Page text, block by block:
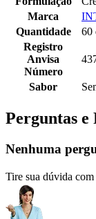
Marca
Quantidade
60
Registro
Anvisa
Número
Sabor
Perguntas e
Nenhuma
Tire sua dúvida